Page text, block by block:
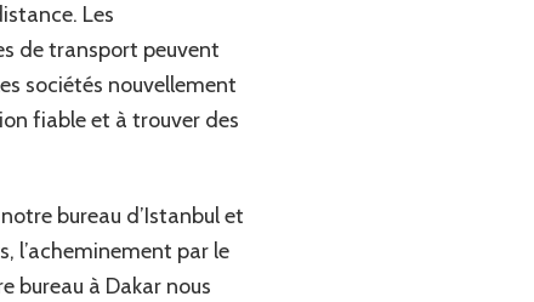
Les
de transport peuvent
sociétés nouvellement
fiable et à trouver des
bureau d’Istanbul et
l’acheminement par le
bureau à Dakar nous